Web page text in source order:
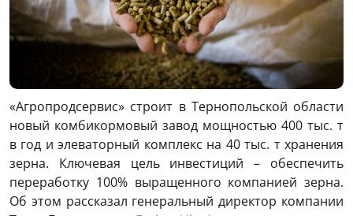
«Агропродсервис» строит в Тернопольской области
новый комбикормовый завод мощностью 400 тыс. т
в год и элеваторный комплекс на 40 тыс. т хранения
зерна. Ключевая цель инвестиций – обеспечить
переработку 100% выращенного компанией зерна.
Об этом рассказал генеральный директор компании